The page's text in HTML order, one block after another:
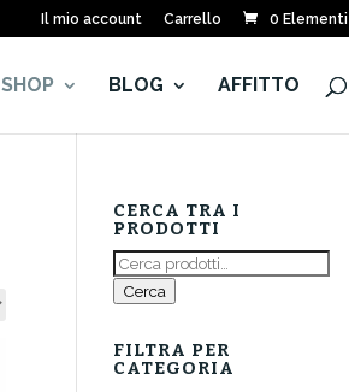
Il mio account Carrello 0 Elementi
SHOP BLOG AFFITTO
CERCA TRA I
PRODOTTI
Cerca:
Cerca
FILTRA PER
CATEGORIA